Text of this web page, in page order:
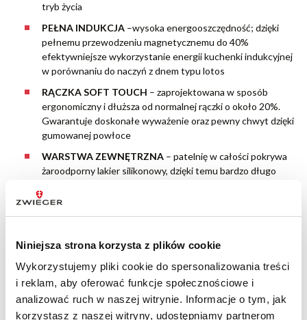
Niniejsza strona korzysta z plików cookie
Wykorzystujemy pliki cookie do spersonalizowania treści
i reklam, aby oferować funkcje społecznościowe i
analizować ruch w naszej witrynie. Informacje o tym, jak
korzystasz z naszej witryny, udostępniamy partnerom
tryb życia
PEŁNA INDUKCJA –wysoka energooszczędność; dzięki
pełnemu przewodzeniu magnetycznemu do 40%
efektywniejsze wykorzystanie energii kuchenki indukcyjnej
w porównaniu do naczyń z dnem typu lotos
RĄCZKA SOFT TOUCH – zaprojektowana w sposób
ergonomiczny i dłuższa od normalnej rączki o około 20%.
Gwarantuje doskonałe wyważenie oraz pewny chwyt dzięki
gumowanej powłoce
WARSTWA ZEWNĘTRZNA – patelnię w całości pokrywa
żaroodporny lakier silikonowy, dzięki temu bardzo długo
przebarwienia
WYGODA UŻYTKOWANIA– szybkie i łatwe czyszczenie
przywierają do patelni)